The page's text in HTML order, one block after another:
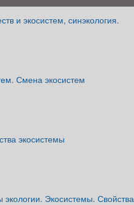
и экосистем, синэкология.
Смена экосистем
экосистемы
Экосистемы. Свойства